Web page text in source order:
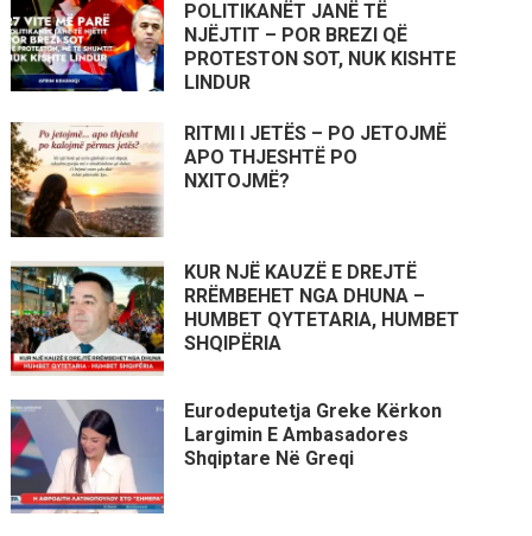
POLITIKANËT JANË TË
NJËJTIT – POR BREZI QË
PROTESTON SOT, NUK KISHTE
LINDUR
RITMI I JETËS – PO JETOJMË
APO THJESHTË PO
NXITOJMË?
KUR NJË KAUZË E DREJTË
RRËMBEHET NGA DHUNA –
HUMBET QYTETARIA, HUMBET
SHQIPËRIA
Eurodeputetja Greke Kërkon
Largimin E Ambasadores
Shqiptare Në Greqi